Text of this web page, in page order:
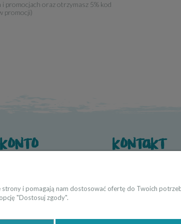
promocjach oraz otrzymasz 5% kod
promocji)
kontakt
Współpraca →
i pomagają nam dostosować ofertę do Twoich
"Dostosuj zgody".